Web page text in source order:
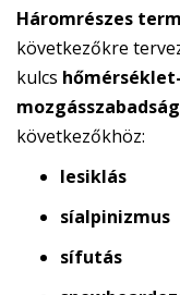
Háromrészes
következőkre
kulcs
mozgásszabadság
következőkhöz:
lesiklás
síalpinizmus
sífutás